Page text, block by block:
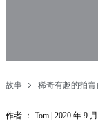
故事 稀奇有趣的拍賣
作者 ： Tom | 2020 年 9